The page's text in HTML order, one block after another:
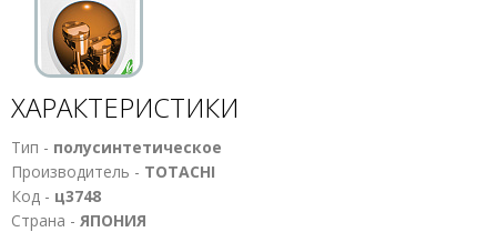
ХАРАКТЕРИСТИКИ
Тип - полусинтетическое
Производитель - TOTACHI
Код - ц3748
Страна - ЯПОНИЯ